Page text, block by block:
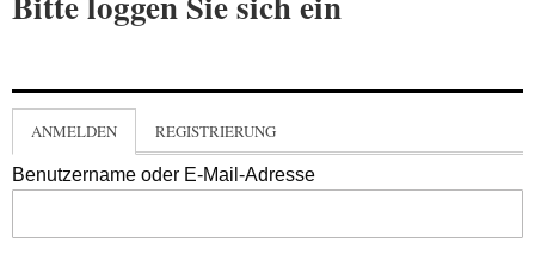
ANMELDEN REGISTRIERUNG
Benutzername oder E-Mail-Adresse